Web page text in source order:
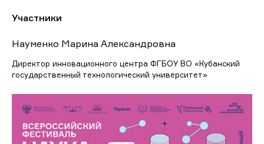
Участники
Науменко Марина Александровна
Директор инновационного центра ФГБОУ ВО «Кубанский
государственный технологический университет»